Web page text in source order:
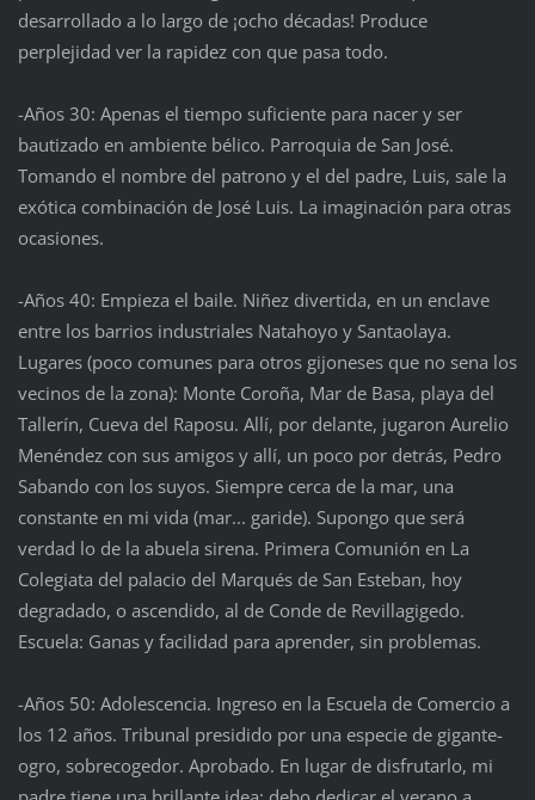
desarrollado a lo largo de ¡ocho décadas! Produce
perplejidad ver la rapidez con que pasa todo.
-Años 30: Apenas el tiempo suficiente para nacer y ser
bautizado en ambiente bélico. Parroquia de San José.
Tomando el nombre del patrono y el del padre, Luis, sale la
exótica combinación de José Luis. La imaginación para otras
ocasiones.
-Años 40: Empieza el baile. Niñez divertida, en un enclave
entre los barrios industriales Natahoyo y Santaolaya.
Lugares (poco comunes para otros gijoneses que no sena los
vecinos de la zona): Monte Coroña, Mar de Basa, playa del
Tallerín, Cueva del Raposu. Allí, por delante, jugaron Aurelio
Menéndez con sus amigos y allí, un poco por detrás, Pedro
Sabando con los suyos. Siempre cerca de la mar, una
constante en mi vida (mar... garide). Supongo que será
verdad lo de la abuela sirena. Primera Comunión en La
Colegiata del palacio del Marqués de San Esteban, hoy
degradado, o ascendido, al de Conde de Revillagigedo.
Escuela: Ganas y facilidad para aprender, sin problemas.
-Años 50: Adolescencia. Ingreso en la Escuela de Comercio a
los 12 años. Tribunal presidido por una especie de gigante-
ogro, sobrecogedor. Aprobado. En lugar de disfrutarlo, mi